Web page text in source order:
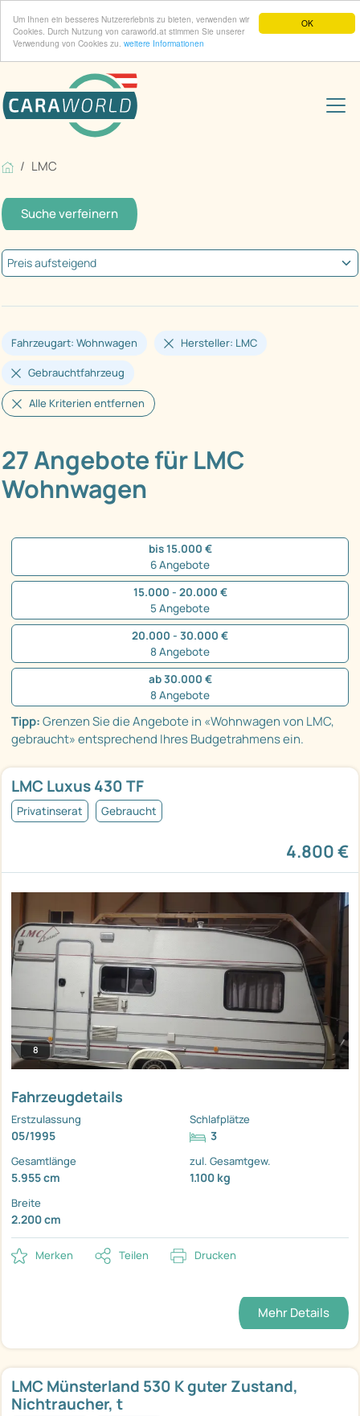
OK
Um Ihnen ein besseres Nutzererlebnis zu bieten, verwenden wir
Cookies. Durch Nutzung von caraworld.at stimmen Sie unserer
Verwendung von Cookies zu. weitere Informationen
LMC
Suche verfeinern
Fahrzeugart: Wohnwagen Hersteller: LMC
Gebrauchtfahrzeug
Alle Kriterien entfernen
27 Angebote für LMC
Wohnwagen
bis 15.000 €
6 Angebote
15.000 - 20.000 €
5 Angebote
20.000 - 30.000 €
8 Angebote
ab 30.000 €
8 Angebote
Tipp:Grenzen Sie die Angebote in «Wohnwagen von LMC,
gebraucht» entsprechend Ihres Budgetrahmens ein.
LMC Luxus 430 TF
Privatinserat Gebraucht
4.800 €
8
Fahrzeugdetails
Erstzulassung
05/1995
Schlafplätze
3
Gesamtlänge
5.955 cm
zul. Gesamtgew.
1.100 kg
Breite
2.200 cm
Merken Teilen Drucken
Mehr Details
LMC Münsterland 530 K guter Zustand,
Nichtraucher, t